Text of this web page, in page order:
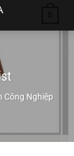
Công Nghiệp